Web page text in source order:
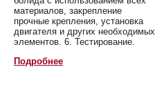
материалов, закрепление
прочные крепления, установка
двигателя и других необходимых
элементов. 6. Тестирование.
Подробнее